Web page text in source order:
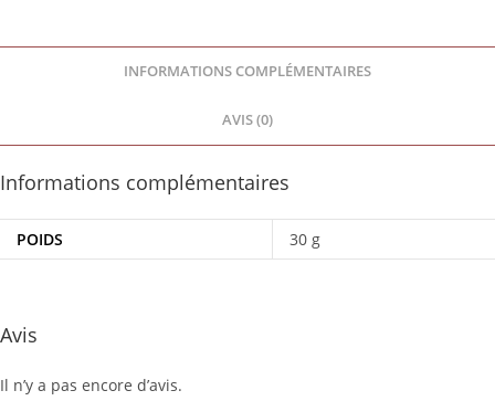
INFORMATIONS COMPLÉMENTAIRES
AVIS (0)
Informations complémentaires
POIDS 30 g
Avis
Il n’y a pas encore d’avis.